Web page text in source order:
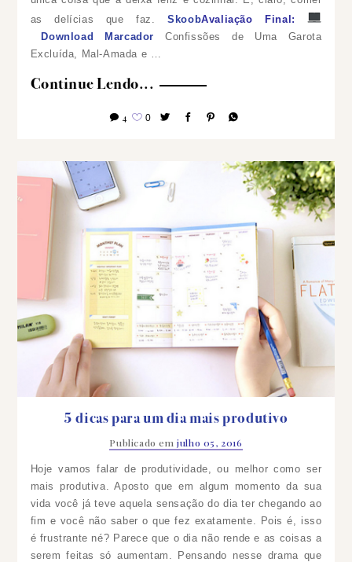
as delícias que faz.SkoobAvaliação Final:
Download Marcador
Confissões de Uma Garota
Excluída, Mal-Amada e …
Continue Lendo...
4 0
5 dicas para um dia mais produtivo
Publicado emjulho 05, 2016
Hoje vamos falar de produtividade, ou melhor como ser
mais produtiva. Aposto que em algum momento da sua
vida você já teve aquela sensação do dia ter chegando ao
fim e você não saber o que fez exatamente. Pois é, isso
é frustrante né? Parece que o dia não rende e as coisas a
serem feitas só aumentam. Pensando nesse drama que